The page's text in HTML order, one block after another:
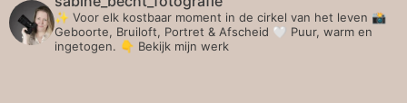
✨ Voor elk kostbaar moment in de cirkel van het leven 📸
Geboorte, Bruiloft, Portret & Afscheid 🤍 Puur, warm en
ingetogen. 👇 Bekijk mijn werk